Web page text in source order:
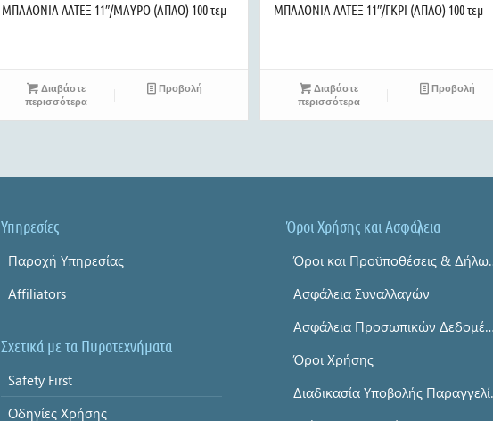
ΜΠΑΛΟΝΙΑ ΛΑΤΕΞ 11″/ΜΑΥΡΟ (ΑΠΛΟ) 100 τεμ
Διαβάστε
περισσότερα
Προβολή
ΜΠΑΛΟΝΙΑ ΛΑΤΕΞ 11″/ΓΚΡΙ (ΑΠΛΟ) 100 τεμ
Διαβάστε
περισσότερα
Προβολή
Υπηρεσίες
Παροχή Υπηρεσίας
Affiliators
Σχετικά με τα Πυροτεχνήματα
Safety First
Οδηγίες Χρήσης
Όροι Χρήσης και Ασφάλεια
Όροι και
Ασφάλεια Συναλλαγών
Ασφάλεια Προσωπικών Δεδομένων
Όροι Χρήσης